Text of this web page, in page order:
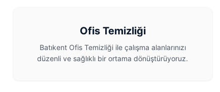
Ofis Temizliği
Batıkent Ofis Temizliği ile çalışma alanlarınızı
düzenli ve sağlıklı bir ortama dönüştürüyoruz.